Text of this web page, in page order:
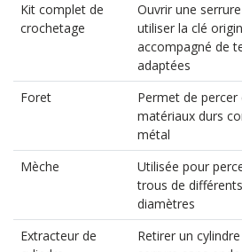
Kit complet de
crochetage
Ouvrir une
utiliser la clé
accompagné de
adaptées
Foret
Permet de percer
matériaux durs
métal
Mèche
Utilisée pour
trous de différents
diamètres
Extracteur de
Retirer un